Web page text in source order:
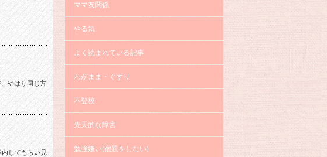
やはり同じ方
してもらい見
ママ友関係
やる気
よく読まれている記事
わがまま・ぐずり
不登校
先天的な障害
勉強嫌い(宿題をしない)